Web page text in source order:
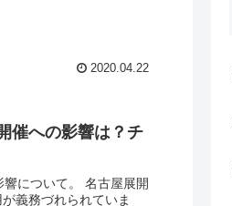
2020.04.22
催への影響は？チ
について。 名古屋展開
義務づれられていま